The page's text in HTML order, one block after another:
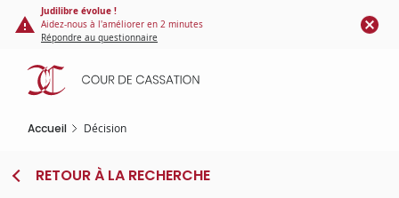
Panneau de gestion des cookies
contenu
principal
Judilibre évolue !
Aidez-nous à l'améliorer en 2 minutes
Répondre au questionnaire
Accueil Décision
RETOUR À LA RECHERCHE